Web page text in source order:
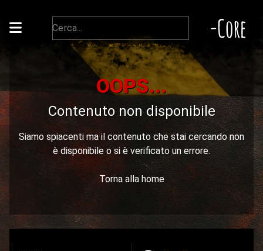
-Core
OOPS...
Contenuto non disponibile
Siamo spiacenti ma il contenuto che stai cercando non
è disponibile o si è verificato un errore.
Torna alla home